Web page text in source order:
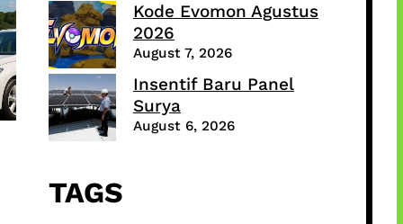
Kode Evomon Agustus
2026
August 7, 2026
Insentif Baru Panel
Surya
August 6, 2026
TAGS